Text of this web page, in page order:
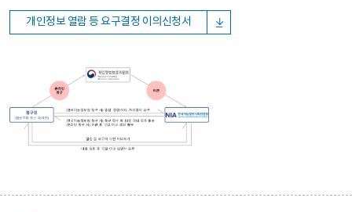
개인정보 열람 등 요구결정 이의신청서